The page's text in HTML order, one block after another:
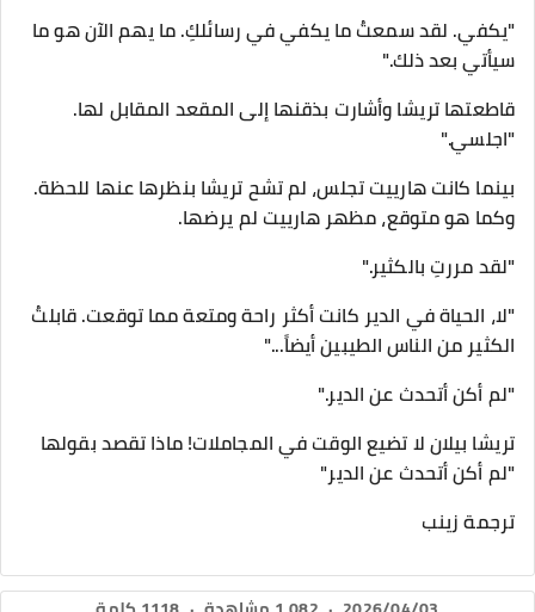
"يكفي. لقد سمعتُ ما يكفي في رسائلكِ. ما يهم الآن هو ما
سيأتي بعد ذلك."
قاطعتها تريشا وأشارت بذقنها إلى المقعد المقابل لها.
"اجلسي."
​بينما كانت هارييت تجلس، لم تشح تريشا بنظرها عنها للحظة.
وكما هو متوقع، مظهر هارييت لم يرضها.
"لقد مررتِ بالكثير."
"لا، الحياة في الدير كانت أكثر راحة ومتعة مما توقعت. قابلتُ
الكثير من الناس الطيبين أيضاً..."
"لم أكن أتحدث عن الدير."
​تريشا بيلان لا تضيع الوقت في المجاملات! ماذا تقصد بقولها
"لم أكن أتحدث عن الدير"
ترجمة زينب